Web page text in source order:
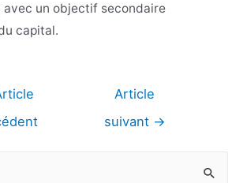
avec un objectif secondaire
capital.
Article
suivant →